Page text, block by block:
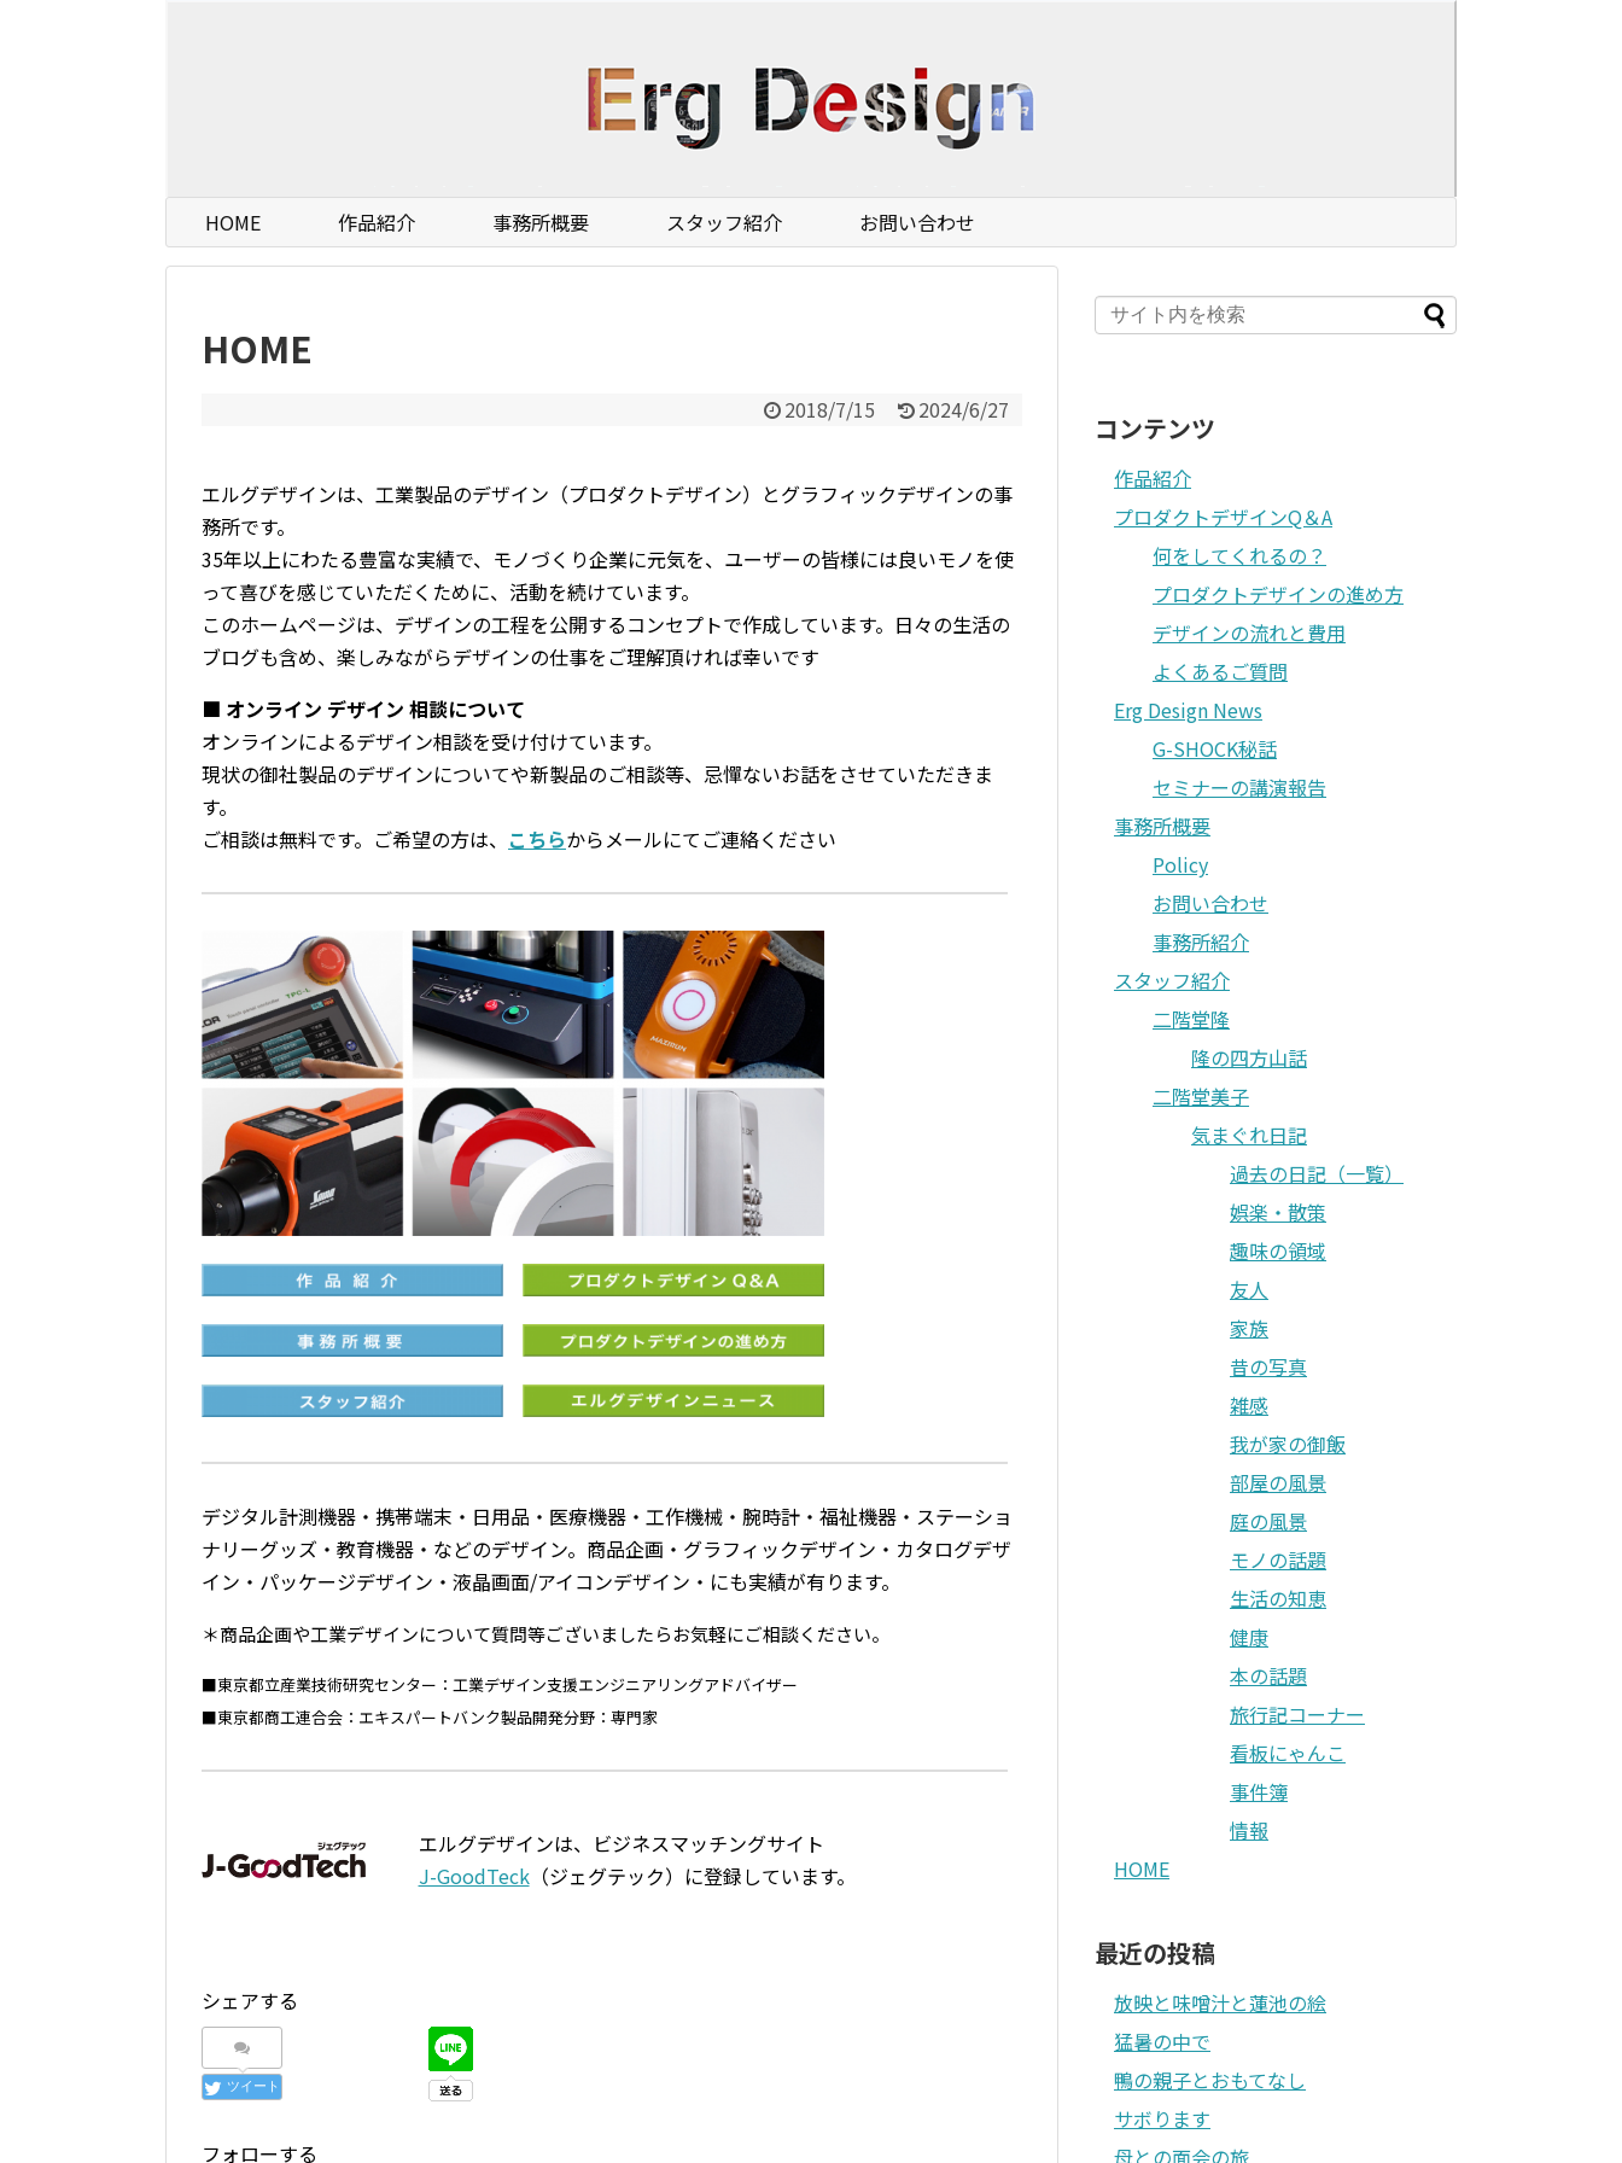
HOME 作品紹介 事務所概要 スタッフ紹介 お問い合わせ
HOME
2018/7/15 2024/6/27
エルグデザインは、工業製品のデザイン（プロダクトデザイン）とグラフィックデザインの事
務所です。
35年以上にわたる豊富な実績で、モノづくり企業に元気を、ユーザーの皆様には良いモノを使
って喜びを感じていただくために、活動を続けています。
このホームページは、デザインの工程を公開するコンセプトで作成しています。日々の生活の
ブログも含め、楽しみながらデザインの仕事をご理解頂ければ幸いです
■ オンライン デザイン 相談について
オンラインによるデザイン相談を受け付けています。
現状の御社製品のデザインについてや新製品のご相談等、忌憚ないお話をさせていただきま
す。
ご相談は無料です。ご希望の方は、 こちらからメールにてご連絡ください
デジタル計測機器・携帯端末・日用品・医療機器・工作機械・腕時計・福祉機器・ステーショ
ナリーグッズ・教育機器・などのデザイン。商品企画・グラフィックデザイン・カタログデザ
イン・パッケージデザイン・液晶画面/アイコンデザイン・にも実績が有ります。
＊商品企画や工業デザインについて質問等ございましたらお気軽にご相談ください。
■東京都立産業技術研究センター：工業デザイン支援エンジニアリングアドバイザー
■東京都商工連合会：エキスパートバンク製品開発分野：専門家
エルグデザインは、ビジネスマッチングサイト
J-GoodTeck（ジェグテック）に登録しています。
シェアする
ツイート
フォローする
コンテンツ
作品紹介
プロダクトデザインQ＆A
何をしてくれるの？
プロダクトデザインの進め方
デザインの流れと費用
よくあるご質問
Erg Design News
G-SHOCK秘話
セミナーの講演報告
事務所概要
Policy
お問い合わせ
事務所紹介
スタッフ紹介
二階堂隆
隆の四方山話
二階堂美子
気まぐれ日記
過去の日記（一覧）
娯楽・散策
趣味の領域
友人
家族
昔の写真
雑感
我が家の御飯
部屋の風景
庭の風景
モノの話題
生活の知恵
健康
本の話題
旅行記コーナー
看板にゃんこ
事件簿
情報
HOME
最近の投稿
放映と味噌汁と蓮池の絵
猛暑の中で
鴨の親子とおもてなし
サボります
母との面会の旅